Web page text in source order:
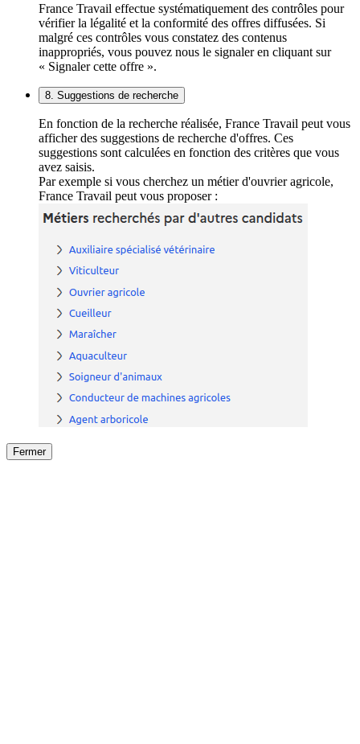
France Travail effectue systématiquement des contrôles pour
vérifier la légalité et la conformité des offres diffusées. Si
malgré ces contrôles vous constatez des contenus
inappropriés, vous pouvez nous le signaler en cliquant sur
« Signaler cette offre ».
8. Suggestions de recherche
En fonction de la recherche réalisée, France Travail peut vous
afficher des suggestions de recherche d'offres. Ces
suggestions sont calculées en fonction des critères que vous
avez saisis.
Par exemple si vous cherchez un métier d'ouvrier agricole,
France Travail peut vous proposer :
Fermer